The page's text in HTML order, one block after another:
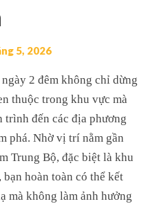
5, 2026
2 đêm không chỉ dừng
thuộc trong khu vực mà
trình đến các địa phương
phá. Nhờ vị trí nằm gần
Trung Bộ, đặc biệt là khu
hoàn toàn có thể kết
mà không làm ảnh hưởng